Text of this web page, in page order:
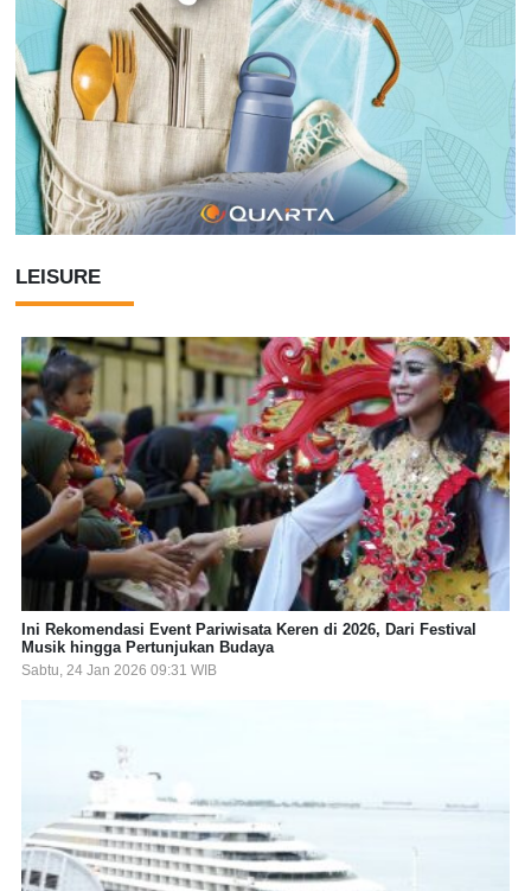
LEISURE
Ini Rekomendasi Event Pariwisata Keren di 2026, Dari Festival
Musik hingga Pertunjukan Budaya
Sabtu, 24 Jan 2026 09:31 WIB